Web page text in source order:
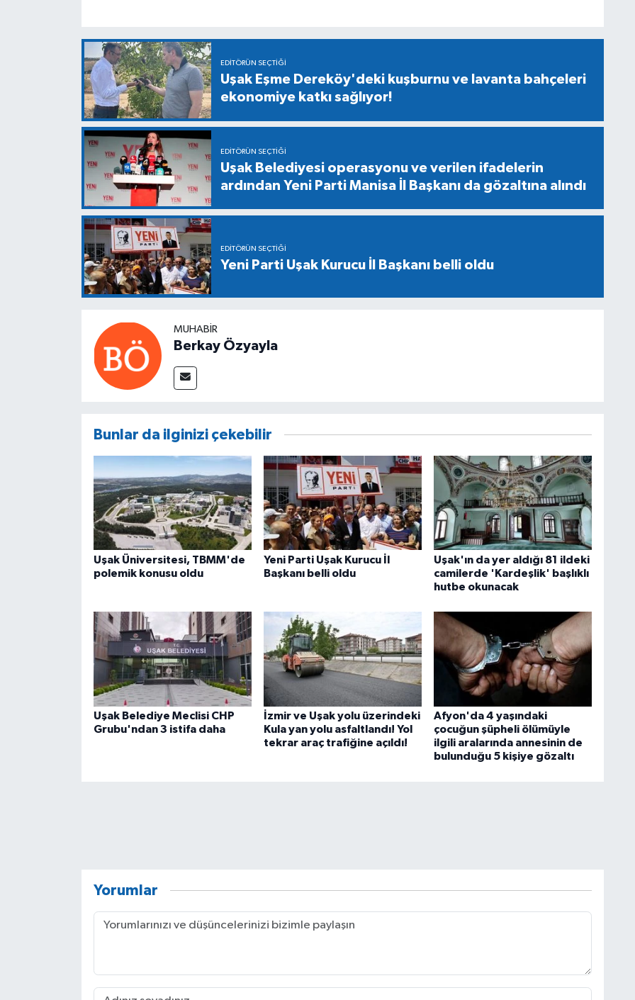
EDITÖRÜN SEÇTIĞI
Uşak Eşme Dereköy'deki kuşburnu ve lavanta bahçeleri
ekonomiye katkı sağlıyor!
EDITÖRÜN SEÇTIĞI
Uşak Belediyesi operasyonu ve verilen ifadelerin
ardından Yeni Parti Manisa İl Başkanı da gözaltına alındı
EDITÖRÜN SEÇTIĞI
Yeni Parti Uşak Kurucu İl Başkanı belli oldu
MUHABIR
Berkay Özyayla
Bunlar da ilginizi çekebilir
Uşak Üniversitesi, TBMM'de
polemik konusu oldu
Yeni Parti Uşak Kurucu İl
Başkanı belli oldu
Uşak'ın da yer aldığı 81 ildeki
camilerde 'Kardeşlik' başlıklı
hutbe okunacak
Uşak Belediye Meclisi CHP
Grubu'ndan 3 istifa daha
İzmir ve Uşak yolu üzerindeki
Kula yan yolu asfaltlandı! Yol
tekrar araç trafiğine açıldı!
Afyon'da 4 yaşındaki
çocuğun şüpheli ölümüyle
ilgili aralarında annesinin de
bulunduğu 5 kişiye gözaltı
Yorumlar